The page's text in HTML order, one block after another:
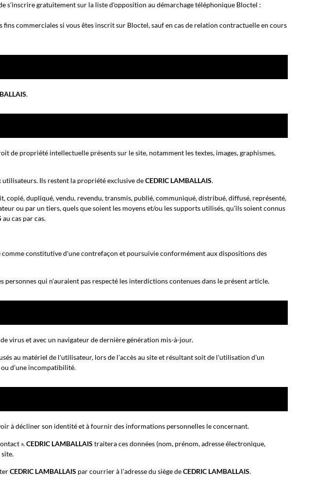
gratuitement sur la liste d'opposition au démarchage téléphonique Bloctel :
commerciales si vous êtes inscrit sur Bloctel, sauf en cas de relation contractuelle en cours
.
de propriété intellectuelle présents sur le site, notamment les textes, images, graphismes,
Ils restent la propriété exclusive deCEDRIC LAMBALLAIS.
dupliqué, vendu, revendu, transmis, publié, communiqué, distribué, diffusé, représenté,
ou par un tiers, quels que soient les moyens et/ou les supports utilisés, qu'ils soient connus
au cas par cas.
constitutive d'une contrefaçon et poursuivie conformément aux dispositions des
personnes qui n'auraient pas respecté les interdictions contenues dans le présent article.
virus et avec un navigateur de dernière génération mis-à-jour.
au matériel de l'utilisateur, lors de l'accès au site et résultant soit de l'utilisation d'un
ou d'une incompatibilité.
à décliner son identité et à fournir des informations personnelles le concernant.
».CEDRIC LAMBALLAIS traitera ces données (nom, prénom, adresse électronique,
CEDRIC LAMBALLAIS par courrier à l'adresse du siège deCEDRIC LAMBALLAIS.